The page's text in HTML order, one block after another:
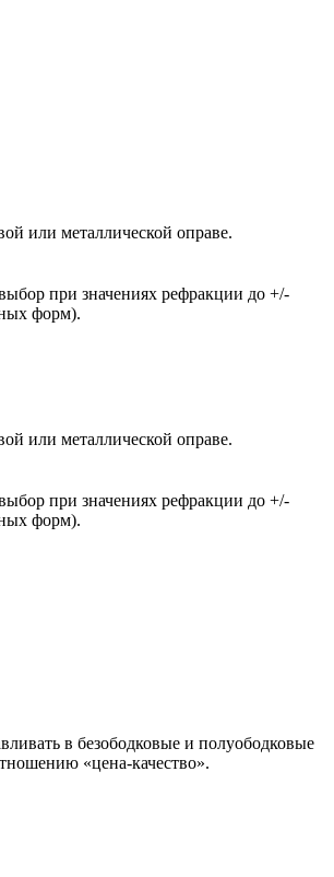
или металлической оправе.
при значениях рефракции до +/-
форм).
или металлической оправе.
при значениях рефракции до +/-
форм).
в безободковые и полуободковые
«цена-качество».